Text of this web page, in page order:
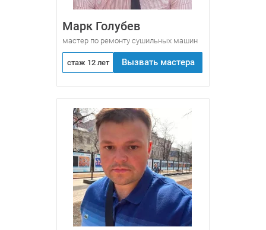
Марк Голубев
мастер по ремонту сушильных машин
стаж 12 лет Вызвать мастера